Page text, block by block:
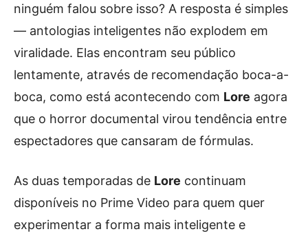
ninguém falou sobre isso? A resposta é simples
— antologias inteligentes não explodem em
viralidade. Elas encontram seu público
lentamente, através de recomendação boca-a-
boca, como está acontecendo com Lore agora
que o horror documental virou tendência entre
espectadores que cansaram de fórmulas.
As duas temporadas de Lore continuam
disponíveis no Prime Video para quem quer
experimentar a forma mais inteligente e